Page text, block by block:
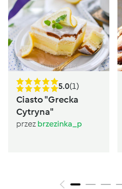
5.0(1)
Ciasto "Grecka
Cytryna"
przez brzezinka_p